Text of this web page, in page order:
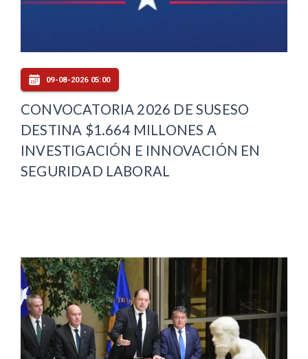
09-08-2026 05:00
CONVOCATORIA 2026 DE SUSESO
DESTINA $1.664 MILLONES A
INVESTIGACIÓN E INNOVACIÓN EN
SEGURIDAD LABORAL